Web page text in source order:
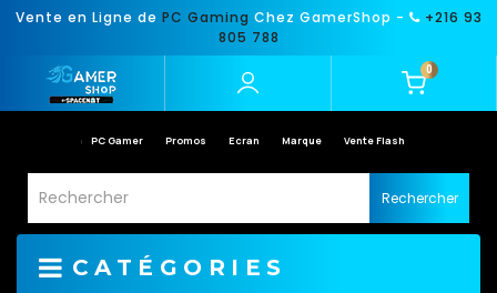
Vente en Ligne de PC Gaming Chez GamerShop -
+216 93
805 788
0
PC Gamer Promos Ecran Marque Vente Flash
Rechercher
CATÉGORIES